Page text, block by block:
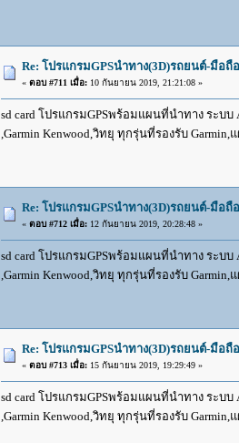
Re: โปรแกรมGPSนำทาง(3D)รถยนต์-มือ
« ตอบ #711 เมื่อ:10 กันยายน 2019, 21:21:08 »
sd card โปรแกรมGPSพร้อมแผนที่นำทาง ระบบ
,Garmin Kenwood,วิทยุ ทุกรุ่นที่รองรับ
Re: โปรแกรมGPSนำทาง(3D)รถยนต์-มือ
« ตอบ #712 เมื่อ:12 กันยายน 2019, 20:28:48 »
sd card โปรแกรมGPSพร้อมแผนที่นำทาง ระบบ
,Garmin Kenwood,วิทยุ ทุกรุ่นที่รองรับ
Re: โปรแกรมGPSนำทาง(3D)รถยนต์-มือ
« ตอบ #713 เมื่อ:15 กันยายน 2019, 19:29:49 »
sd card โปรแกรมGPSพร้อมแผนที่นำทาง ระบบ
,Garmin Kenwood,วิทยุ ทุกรุ่นที่รองรับ